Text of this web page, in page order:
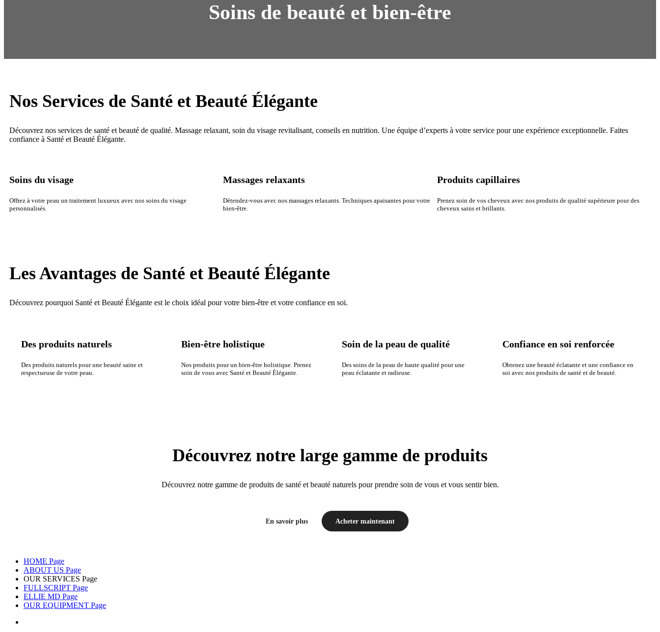
Soins de beauté et bien-être
Nos Services de Santé et Beauté Élégante
Découvrez nos services de santé et beauté de qualité. Massage relaxant, soin du visage revitalisant, conseils en nutrition. Une équipe d’experts à votre service pour une expérience exceptionnelle. Faites
confiance à Santé et Beauté Élégante.
Soins du visage
Offrez à votre peau un traitement luxueux avec nos soins du visage
personnalisés.
Massages relaxants
Détendez-vous avec nos massages relaxants. Techniques apaisantes pour votre
bien-être.
Produits capillaires
Prenez soin de vos cheveux avec nos produits de qualité supérieure pour des
cheveux sains et brillants.
Les Avantages de Santé et Beauté Élégante
Découvrez pourquoi Santé et Beauté Élégante est le choix idéal pour votre bien-être et votre confiance en soi.
Des produits naturels
Des produits naturels pour une beauté saine et
respectueuse de votre peau.
Bien-être holistique
Nos produits pour un bien-être holistique. Prenez
soin de vous avec Santé et Beauté Élégante.
Soin de la peau de qualité
Des soins de la peau de haute qualité pour une
peau éclatante et radieuse.
Confiance en soi renforcée
Obtenez une beauté éclatante et une confiance en
soi avec nos produits de santé et de beauté.
Découvrez notre large gamme de produits
Découvrez notre gamme de produits de santé et beauté naturels pour prendre soin de vous et vous sentir bien.
En savoir plus Acheter maintenant
HOME Page
ABOUT US Page
OUR SERVICES Page
FULLSCRIPT Page
ELLIE MD Page
OUR EQUIPMENT Page